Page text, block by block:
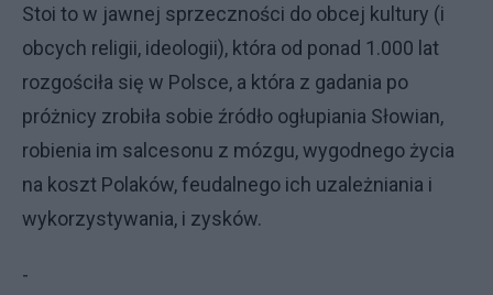
Stoi to w jawnej sprzeczności do obcej kultury (i
obcych religii, ideologii), która od ponad 1.000 lat
rozgościła się w Polsce, a która z gadania po
próżnicy zrobiła sobie źródło ogłupiania Słowian,
robienia im salcesonu z mózgu, wygodnego życia
na koszt Polaków, feudalnego ich uzależniania i
wykorzystywania, i zysków.
-